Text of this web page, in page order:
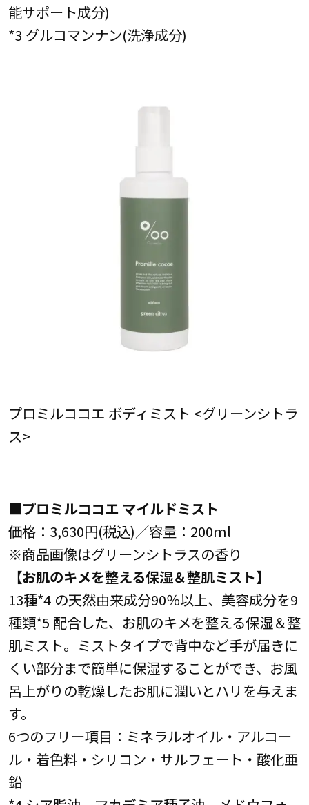
能サポート成分)
*3 グルコマンナン(洗浄成分)
プロミルココエ ボディミスト <グリーンシトラ
ス>
■プロミルココエ マイルドミスト
価格：3,630円(税込)／容量：200ml
※商品画像はグリーンシトラスの香り
【お肌のキメを整える保湿＆整肌ミスト】
13種*4 の天然由来成分90％以上、美容成分を9
種類*5 配合した、お肌のキメを整える保湿＆整
肌ミスト。ミストタイプで背中など手が届きに
くい部分まで簡単に保湿することができ、お風
呂上がりの乾燥したお肌に潤いとハリを与えま
す。
6つのフリー項目：ミネラルオイル・アルコー
ル・着色料・シリコン・サルフェート・酸化亜
鉛